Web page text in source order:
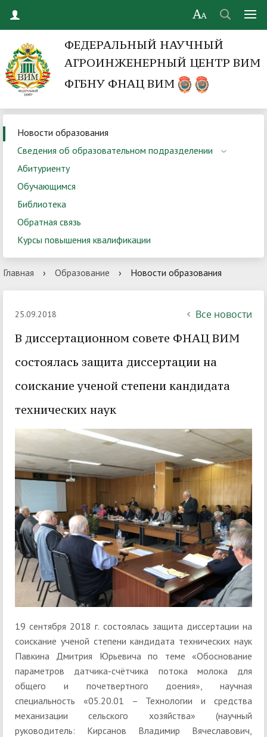
ФЕДЕРАЛЬНЫЙ НАУЧНЫЙ
АГРОИНЖЕНЕРНЫЙ ЦЕНТР ВИМ
ФГБНУ ФНАЦ ВИМ
Новости образования
Сведения об образовательном подразделении
Абитуриенту
Обучающимся
Библиотека
Обратная связь
Курсы повышения квалификации
Главная › Образование › Новости образования
25.09.2018 Все новости
В диссертационном совете ФНАЦ ВИМ
состоялась защита диссертации на
соискание ученой степени кандидата
технических наук
19 сентября 2018 г. состоялась защита диссертации на
соискание ученой степени кандидата технических наук
Павкина Дмитрия Юрьевича по теме «Обоснование
параметров датчика-счётчика потока молока для
общего и почетвертного доения», научная
специальность «05.20.01 – Технологии и средства
механизации сельского хозяйства» (научный
руководитель: Кирсанов Владимир Вячеславович,